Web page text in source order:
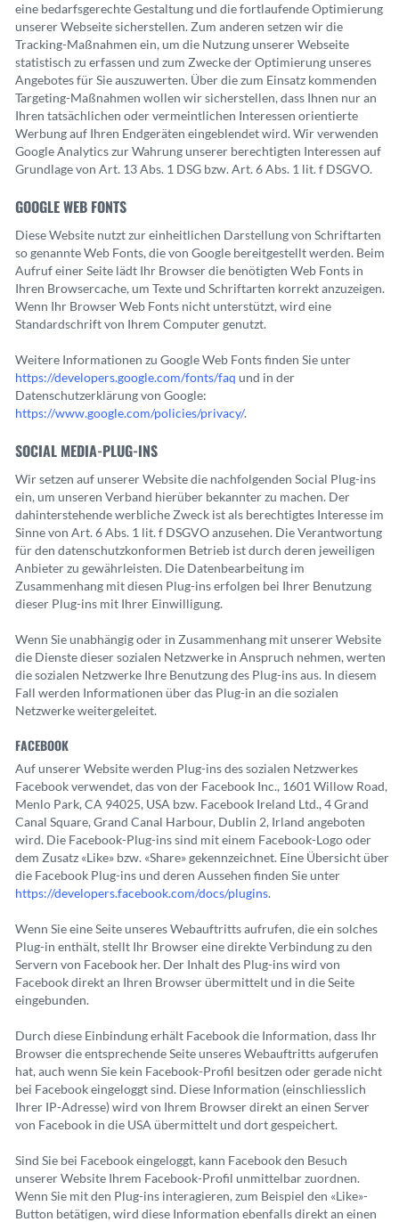
eine bedarfsgerechte Gestaltung und die fortlaufende Optimierung
unserer Webseite sicherstellen. Zum anderen setzen wir die
Tracking-Maßnahmen ein, um die Nutzung unserer Webseite
statistisch zu erfassen und zum Zwecke der Optimierung unseres
Angebotes für Sie auszuwerten. Über die zum Einsatz kommenden
Targeting-Maßnahmen wollen wir sicherstellen, dass Ihnen nur an
Ihren tatsächlichen oder vermeintlichen Interessen orientierte
Werbung auf Ihren Endgeräten eingeblendet wird. Wir verwenden
Google Analytics zur Wahrung unserer berechtigten Interessen auf
Grundlage von Art. 13 Abs. 1 DSG bzw. Art. 6 Abs. 1 lit. f DSGVO.
GOOGLE WEB FONTS
Diese Website nutzt zur einheitlichen Darstellung von Schriftarten
so genannte Web Fonts, die von Google bereitgestellt werden. Beim
Aufruf einer Seite lädt Ihr Browser die benötigten Web Fonts in
Ihren Browsercache, um Texte und Schriftarten korrekt anzuzeigen.
Wenn Ihr Browser Web Fonts nicht unterstützt, wird eine
Standardschrift von Ihrem Computer genutzt.
Weitere Informationen zu Google Web Fonts finden Sie unter
https://developers.google.com/fonts/faq und in der
Datenschutzerklärung von Google:
https://www.google.com/policies/privacy/.
SOCIAL MEDIA-PLUG-INS
Wir setzen auf unserer Website die nachfolgenden Social Plug-ins
ein, um unseren Verband hierüber bekannter zu machen. Der
dahinterstehende werbliche Zweck ist als berechtigtes Interesse im
Sinne von Art. 6 Abs. 1 lit. f DSGVO anzusehen. Die Verantwortung
für den datenschutzkonformen Betrieb ist durch deren jeweiligen
Anbieter zu gewährleisten. Die Datenbearbeitung im
Zusammenhang mit diesen Plug-ins erfolgen bei Ihrer Benutzung
dieser Plug-ins mit Ihrer Einwilligung.
Wenn Sie unabhängig oder in Zusammenhang mit unserer Website
die Dienste dieser sozialen Netzwerke in Anspruch nehmen, werten
die sozialen Netzwerke Ihre Benutzung des Plug-ins aus. In diesem
Fall werden Informationen über das Plug-in an die sozialen
Netzwerke weitergeleitet.
FACEBOOK
Auf unserer Website werden Plug-ins des sozialen Netzwerkes
Facebook verwendet, das von der Facebook Inc., 1601 Willow Road,
Menlo Park, CA 94025, USA bzw. Facebook Ireland Ltd., 4 Grand
Canal Square, Grand Canal Harbour, Dublin 2, Irland angeboten
wird. Die Facebook-Plug-ins sind mit einem Facebook-Logo oder
dem Zusatz «Like» bzw. «Share» gekennzeichnet. Eine Übersicht über
die Facebook Plug-ins und deren Aussehen finden Sie unter
https://developers.facebook.com/docs/plugins.
Wenn Sie eine Seite unseres Webauftritts aufrufen, die ein solches
Plug-in enthält, stellt Ihr Browser eine direkte Verbindung zu den
Servern von Facebook her. Der Inhalt des Plug-ins wird von
Facebook direkt an Ihren Browser übermittelt und in die Seite
eingebunden.
Durch diese Einbindung erhält Facebook die Information, dass Ihr
Browser die entsprechende Seite unseres Webauftritts aufgerufen
hat, auch wenn Sie kein Facebook-Profil besitzen oder gerade nicht
bei Facebook eingeloggt sind. Diese Information (einschliesslich
Ihrer IP-Adresse) wird von Ihrem Browser direkt an einen Server
von Facebook in die USA übermittelt und dort gespeichert.
Sind Sie bei Facebook eingeloggt, kann Facebook den Besuch
unserer Website Ihrem Facebook-Profil unmittelbar zuordnen.
Wenn Sie mit den Plug-ins interagieren, zum Beispiel den «Like»-
Button betätigen, wird diese Information ebenfalls direkt an einen